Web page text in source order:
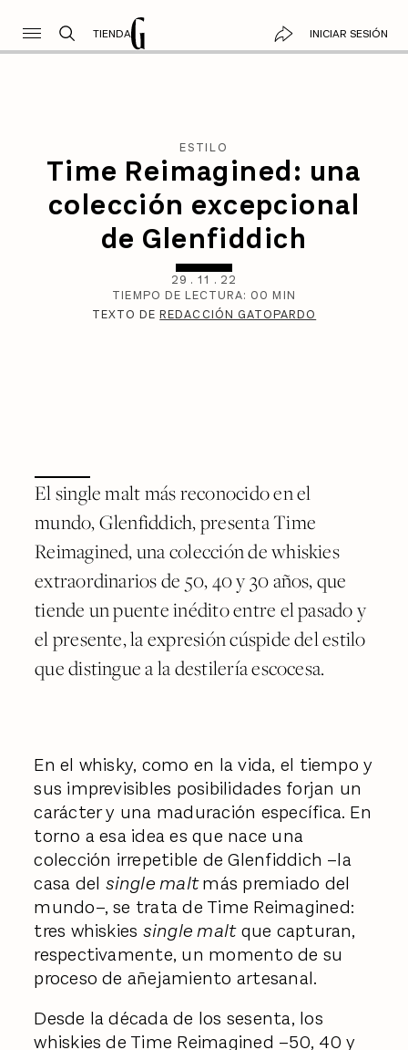
TIENDA INICIAR SESIÓN
ESTILO
Time Reimagined: una
colección excepcional
de Glenfiddich
29 . 11 . 22
TIEMPO DE LECTURA: 00 MIN
TEXTO DEREDACCIÓN GATOPARDO
El single malt más reconocido en el
mundo, Glenfiddich, presenta Time
Reimagined, una colección de whiskies
extraordinarios de 50, 40 y 30 años, que
tiende un puente inédito entre el pasado y
el presente, la expresión cúspide del estilo
que distingue a la destilería escocesa.
En el whisky, como en la vida, el tiempo y
sus imprevisibles posibilidades forjan un
carácter y una maduración específica. En
torno a esa idea es que nace una
colección irrepetible de Glenfiddich –la
casa del single maltmás premiado del
mundo–, se trata de Time Reimagined:
tres whiskies single maltque capturan,
respectivamente, un momento de su
proceso de añejamiento artesanal.
Desde la década de los sesenta, los
whiskies de Time Reimagined –50, 40 y